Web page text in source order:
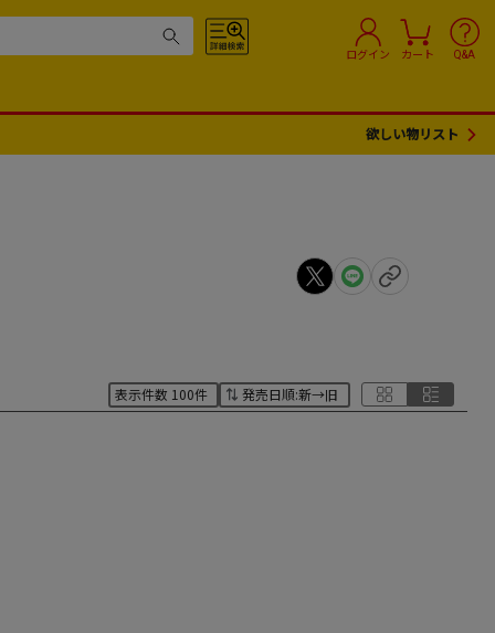
ログイン カート Q&A
欲しい物リスト